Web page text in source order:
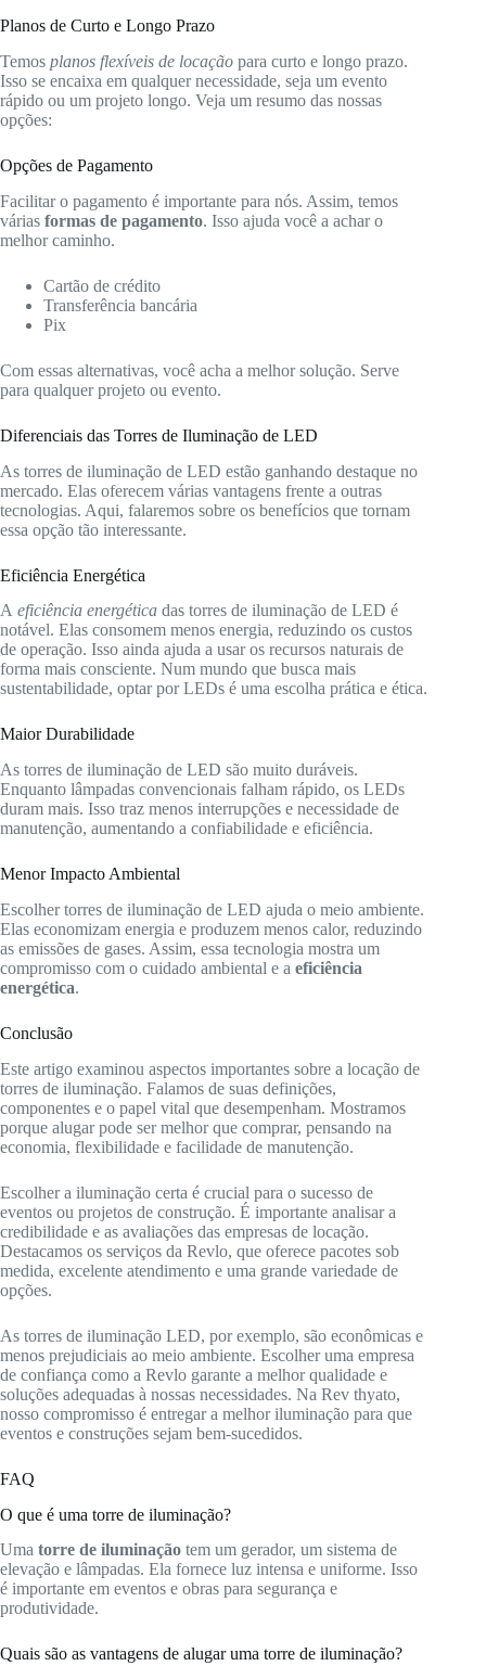
Planos de Curto e Longo Prazo
Temos planos flexíveis de locação para curto e longo prazo.
Isso se encaixa em qualquer necessidade, seja um evento
rápido ou um projeto longo. Veja um resumo das nossas
opções:
Opções de Pagamento
Facilitar o pagamento é importante para nós. Assim, temos
várias formas de pagamento. Isso ajuda você a achar o
melhor caminho.
Cartão de crédito
Transferência bancária
Pix
Com essas alternativas, você acha a melhor solução. Serve
para qualquer projeto ou evento.
Diferenciais das Torres de Iluminação de LED
As torres de iluminação de LED estão ganhando destaque no
mercado. Elas oferecem várias vantagens frente a outras
tecnologias. Aqui, falaremos sobre os benefícios que tornam
essa opção tão interessante.
Eficiência Energética
A eficiência energética das torres de iluminação de LED é
notável. Elas consomem menos energia, reduzindo os custos
de operação. Isso ainda ajuda a usar os recursos naturais de
forma mais consciente. Num mundo que busca mais
sustentabilidade, optar por LEDs é uma escolha prática e ética.
Maior Durabilidade
As torres de iluminação de LED são muito duráveis.
Enquanto lâmpadas convencionais falham rápido, os LEDs
duram mais. Isso traz menos interrupções e necessidade de
manutenção, aumentando a confiabilidade e eficiência.
Menor Impacto Ambiental
Escolher torres de iluminação de LED ajuda o meio ambiente.
Elas economizam energia e produzem menos calor, reduzindo
as emissões de gases. Assim, essa tecnologia mostra um
compromisso com o cuidado ambiental e a eficiência
energética.
Conclusão
Este artigo examinou aspectos importantes sobre a locação de
torres de iluminação. Falamos de suas definições,
componentes e o papel vital que desempenham. Mostramos
porque alugar pode ser melhor que comprar, pensando na
economia, flexibilidade e facilidade de manutenção.
Escolher a iluminação certa é crucial para o sucesso de
eventos ou projetos de construção. É importante analisar a
credibilidade e as avaliações das empresas de locação.
Destacamos os serviços da Revlo, que oferece pacotes sob
medida, excelente atendimento e uma grande variedade de
opções.
As torres de iluminação LED, por exemplo, são econômicas e
menos prejudiciais ao meio ambiente. Escolher uma empresa
de confiança como a Revlo garante a melhor qualidade e
soluções adequadas à nossas necessidades. Na Rev thyato,
nosso compromisso é entregar a melhor iluminação para que
eventos e construções sejam bem-sucedidos.
FAQ
O que é uma torre de iluminação?
Uma torre de iluminação tem um gerador, um sistema de
elevação e lâmpadas. Ela fornece luz intensa e uniforme. Isso
é importante em eventos e obras para segurança e
produtividade.
Quais são as vantagens de alugar uma torre de iluminação?